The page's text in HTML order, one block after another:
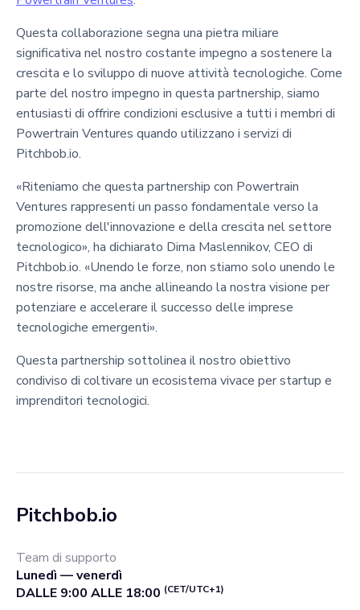
Questa collaborazione segna una pietra miliare
significativa nel nostro costante impegno a sostenere la
crescita e lo sviluppo di nuove attività tecnologiche. Come
parte del nostro impegno in questa partnership, siamo
entusiasti di offrire condizioni esclusive a tutti i membri di
Powertrain Ventures quando utilizzano i servizi di
Pitchbob.io.
«Riteniamo che questa partnership con Powertrain
Ventures rappresenti un passo fondamentale verso la
promozione dell'innovazione e della crescita nel settore
tecnologico», ha dichiarato Dima Maslennikov, CEO di
Pitchbob.io. «Unendo le forze, non stiamo solo unendo le
nostre risorse, ma anche allineando la nostra visione per
potenziare e accelerare il successo delle imprese
tecnologiche emergenti».
Questa partnership sottolinea il nostro obiettivo
condiviso di coltivare un ecosistema vivace per startup e
imprenditori tecnologici.
Pitchbob.io
Team di supporto
Lunedì — venerdì
DALLE 9:00 ALLE 18:00 (CET/UTC+1)